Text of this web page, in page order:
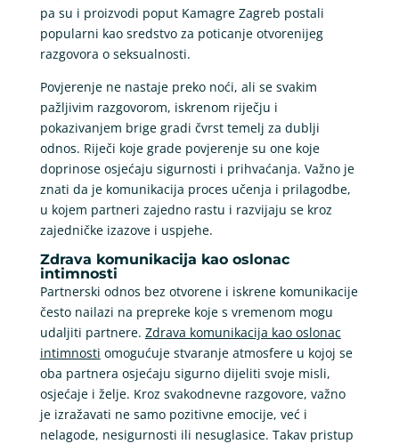
pa su i proizvodi poput Kamagre Zagreb postali
popularni kao sredstvo za poticanje otvorenijeg
razgovora o seksualnosti.
Povjerenje ne nastaje preko noći, ali se svakim
pažljivim razgovorom, iskrenom riječju i
pokazivanjem brige gradi čvrst temelj za dublji
odnos. Riječi koje grade povjerenje su one koje
doprinose osjećaju sigurnosti i prihvaćanja. Važno je
znati da je komunikacija proces učenja i prilagodbe,
u kojem partneri zajedno rastu i razvijaju se kroz
zajedničke izazove i uspjehe.
Zdrava komunikacija kao oslonac
intimnosti
Partnerski odnos bez otvorene i iskrene komunikacije
često nailazi na prepreke koje s vremenom mogu
udaljiti partnere. Zdrava komunikacija kao oslonac
intimnosti omogućuje stvaranje atmosfere u kojoj se
oba partnera osjećaju sigurno dijeliti svoje misli,
osjećaje i želje. Kroz svakodnevne razgovore, važno
je izražavati ne samo pozitivne emocije, već i
nelagode, nesigurnosti ili nesuglasice. Takav pristup